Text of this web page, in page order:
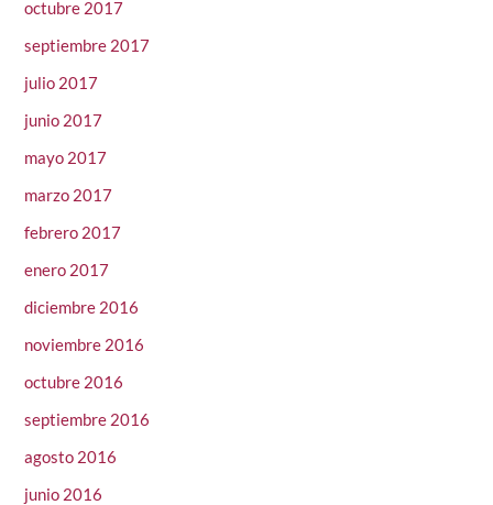
octubre 2017
septiembre 2017
julio 2017
junio 2017
mayo 2017
marzo 2017
febrero 2017
enero 2017
diciembre 2016
noviembre 2016
octubre 2016
septiembre 2016
agosto 2016
junio 2016